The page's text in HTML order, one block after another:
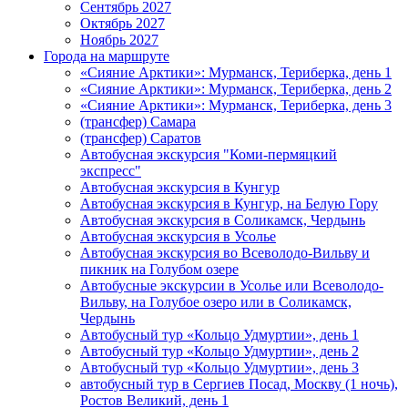
Сентябрь 2027
Октябрь 2027
Ноябрь 2027
Города на маршруте
«Сияние Арктики»: Мурманск, Териберка, день 1
«Сияние Арктики»: Мурманск, Териберка, день 2
«Сияние Арктики»: Мурманск, Териберка, день 3
(трансфер) Самара
(трансфер) Саратов
Автобусная экскурсия "Коми-пермяцкий
экспресс"
Автобусная экскурсия в Кунгур
Автобусная экскурсия в Кунгур, на Белую Гору
Автобусная экскурсия в Соликамск, Чердынь
Автобусная экскурсия в Усолье
Автобусная экскурсия во Всеволодо-Вильву и
пикник на Голубом озере
Автобусные экскурсии в Усолье или Всеволодо-
Вильву, на Голубое озеро или в Соликамск,
Чердынь
Автобусный тур «Кольцо Удмуртии», день 1
Автобусный тур «Кольцо Удмуртии», день 2
Автобусный тур «Кольцо Удмуртии», день 3
автобусный тур в Сергиев Посад, Москву (1 ночь),
Ростов Великий, день 1